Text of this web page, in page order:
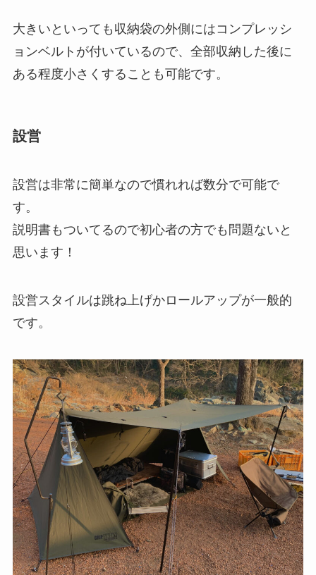
大きいといっても収納袋の外側にはコンプレッシ
ョンベルトが付いているので、全部収納した後に
ある程度小さくすることも可能です。
設営
設営は非常に簡単なので慣れれば数分で可能で
す。
説明書もついてるので初心者の方でも問題ないと
思います！
設営スタイルは跳ね上げかロールアップが一般的
です。